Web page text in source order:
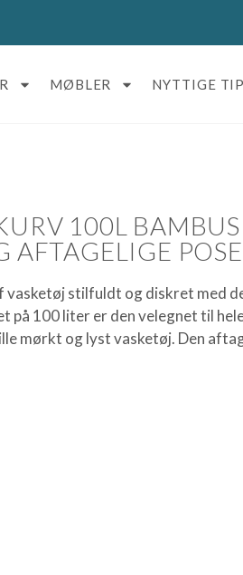
MØBLER NYTTIGE
100L
AFTAGELIGE
vasketøj stilfuldt og diskret med
på 100 liter er den velegnet til
mørkt og lyst vasketøj. Den